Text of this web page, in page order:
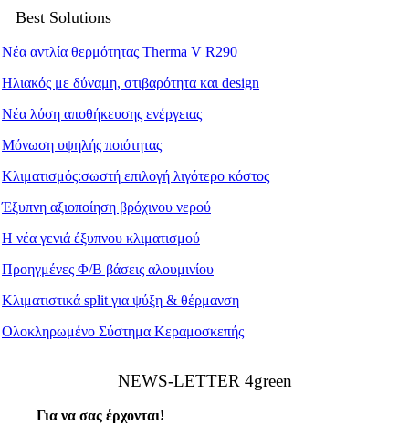
Best Solutions
Νέα αντλία θερμότητας Therma V R290
Ηλιακός με δύναμη, στιβαρότητα και design
Νέα λύση αποθήκευσης ενέργειας
Μόνωση υψηλής ποιότητας
Κλιματισμός:σωστή επιλογή λιγότερο κόστος
Έξυπνη αξιοποίηση βρόχινου νερού
Η νέα γενιά έξυπνου κλιματισμού
Προηγμένες Φ/Β βάσεις αλουμινίου
Κλιματιστικά split για ψύξη & θέρμανση
Ολοκληρωμένο Σύστημα Κεραμοσκεπής
ΝEWS-LETTER 4green
Για να σας έρχονται!